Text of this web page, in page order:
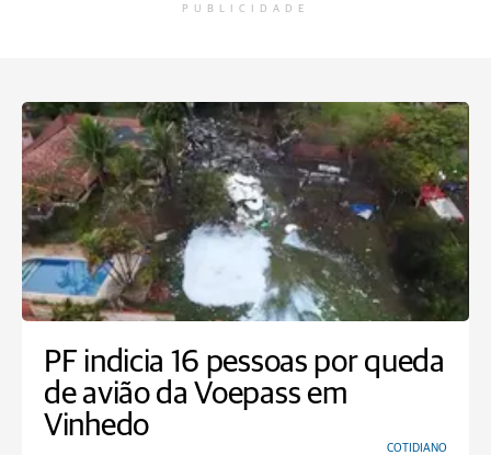
PUBLICIDADE
PF indicia 16 pessoas por queda
de avião da Voepass em
Vinhedo
COTIDIANO